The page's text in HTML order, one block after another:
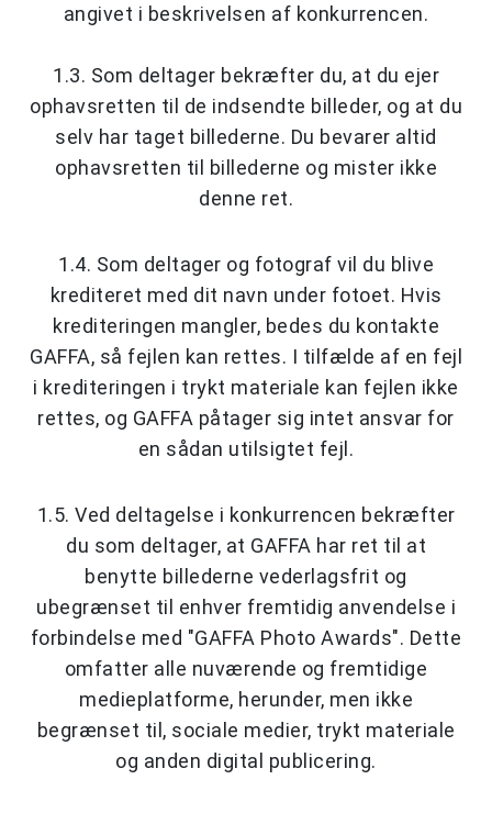
angivet i beskrivelsen af konkurrencen.
1.3. Som deltager bekræfter du, at du ejer
ophavsretten til de indsendte billeder, og at du
selv har taget billederne. Du bevarer altid
ophavsretten til billederne og mister ikke
denne ret.
1.4. Som deltager og fotograf vil du blive
krediteret med dit navn under fotoet. Hvis
krediteringen mangler, bedes du kontakte
GAFFA, så fejlen kan rettes. I tilfælde af en fejl
i krediteringen i trykt materiale kan fejlen ikke
rettes, og GAFFA påtager sig intet ansvar for
en sådan utilsigtet fejl.
1.5. Ved deltagelse i konkurrencen bekræfter
du som deltager, at GAFFA har ret til at
benytte billederne vederlagsfrit og
ubegrænset til enhver fremtidig anvendelse i
forbindelse med "GAFFA Photo Awards". Dette
omfatter alle nuværende og fremtidige
medieplatforme, herunder, men ikke
begrænset til, sociale medier, trykt materiale
og anden digital publicering.